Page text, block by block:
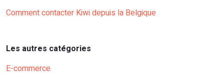
Comment contacter Kiwi depuis la Belgique
Les autres catégories
E-commerce